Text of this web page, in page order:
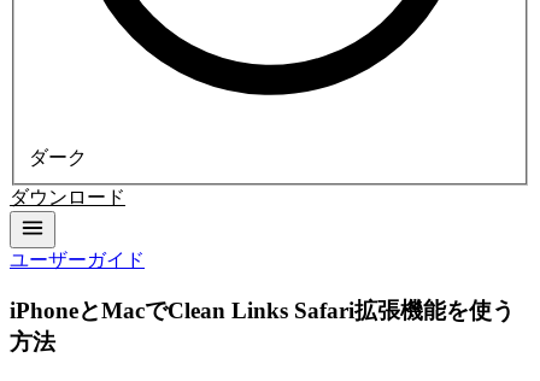
ダーク
ダウンロード
ユーザーガイド
iPhoneとMacでClean Links Safari拡張機能を使う
方法